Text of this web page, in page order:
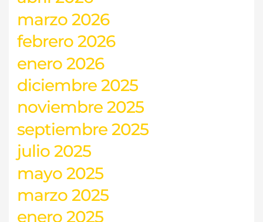
marzo 2026
febrero 2026
enero 2026
diciembre 2025
noviembre 2025
septiembre 2025
julio 2025
mayo 2025
marzo 2025
enero 2025